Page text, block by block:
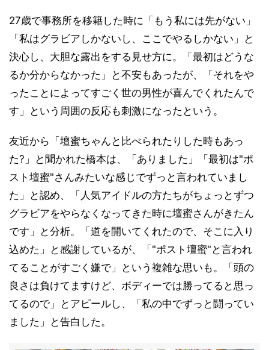
27歳で事務所を移籍した時に「もう私には先がない」
「私はグラビアしかないし、ここでやるしかない」と
決心し、大胆な露出をする見せ方に。「最初はどうな
るか分からなかった」と不安もあったが、「それをや
ったことによってすごく世の男性が喜んでくれたんで
す」という周囲の反応も刺激になったという。
友近から「壇蜜ちゃんと比べられたりした時もあっ
た?」と聞かれた橋本は、「ありました」「最初は"ポ
スト壇蜜"さんみたいな感じでずっと言われていまし
た」と認め、「人気アイドルの方たちがちょっとずつ
グラビアをやらなくなってきた時に壇蜜さんがきたん
です」と分析。「道を開いてくれたので、そこに入り
込めた」と感謝しているが、「"ポスト壇蜜"と言われ
てることがすごく嫌で」という複雑な思いも。「頭の
良さは負けてますけど、ボディーでは勝ってると思っ
てるので」とアピールし、「私の中でずっと闘ってい
ました」と告白した。